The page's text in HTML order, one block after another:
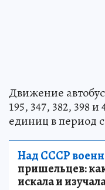
Движение
195, 347, 382, 398
единиц в период
Над СССР
пришельцев:
искала и